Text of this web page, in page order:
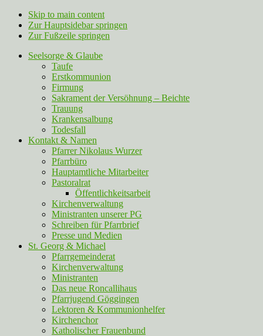
Skip to main content
Zur Hauptsidebar springen
Zur Fußzeile springen
Seelsorge & Glaube
Taufe
Erstkommunion
Firmung
Sakrament der Versöhnung – Beichte
Trauung
Krankensalbung
Todesfall
Kontakt & Namen
Pfarrer Nikolaus Wurzer
Pfarrbüro
Hauptamtliche Mitarbeiter
Pastoralrat
Öffentlichkeitsarbeit
Kirchenverwaltung
Ministranten unserer PG
Schreiben für Pfarrbrief
Presse und Medien
St. Georg & Michael
Pfarrgemeinderat
Kirchenverwaltung
Ministranten
Das neue Roncallihaus
Pfarrjugend Göggingen
Lektoren & Kommunionhelfer
Kirchenchor
Katholischer Frauenbund